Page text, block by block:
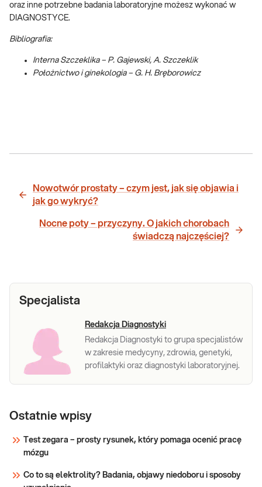
oraz inne potrzebne badania laboratoryjne możesz wykonać w
DIAGNOSTYCE.
Bibliografia:
Interna Szczeklika – P. Gajewski, A. Szczeklik
Położnictwo i ginekologia – G. H. Bręborowicz
Nowotwór prostaty – czym jest, jak się objawia i
jak go wykryć?
Nocne poty – przyczyny. O jakich chorobach
świadczą najczęściej?
Specjalista
Redakcja Diagnostyki
Redakcja Diagnostyki to grupa specjalistów
w zakresie medycyny, zdrowia, genetyki,
profilaktyki oraz diagnostyki laboratoryjnej.
Ostatnie wpisy
Test zegara – prosty rysunek, który pomaga ocenić pracę
mózgu
Co to są elektrolity? Badania, objawy niedoboru i sposoby